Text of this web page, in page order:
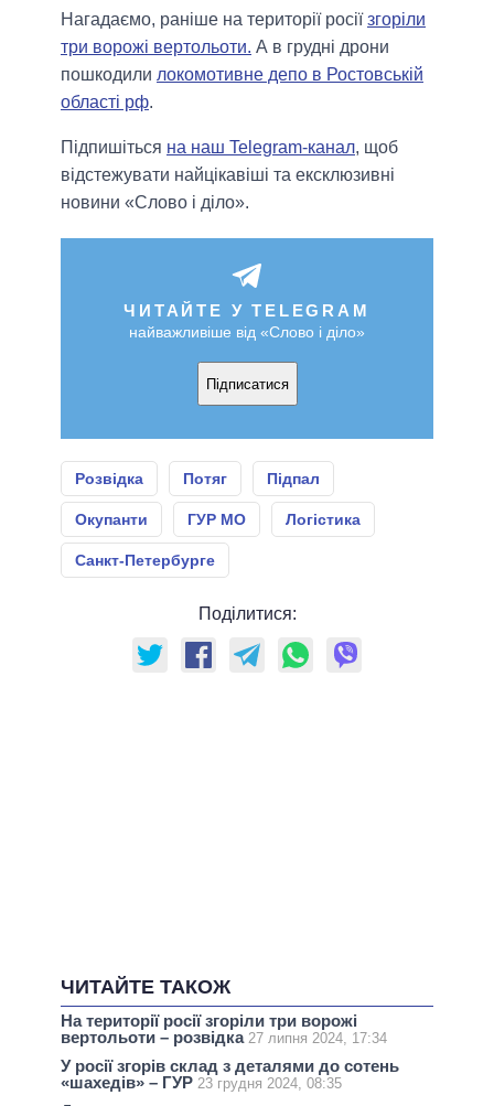
Нагадаємо, раніше на території росіїзгоріли
три ворожі вертольоти. А в грудні дрони
пошкодили локомотивне депо в Ростовській
області рф.
Підпишіться на наш Telegram-канал, щоб
відстежувати найцікавіші та ексклюзивні
новини «Слово і діло».
ЧИТАЙТЕ У TELEGRAM
найважливіше від «Слово і діло»
Підписатися
Розвідка Потяг Підпал
Окупанти ГУР МО Логістика
Санкт-Петербурге
Поділитися:
ЧИТАЙТЕ ТАКОЖ
На території росії згоріли три ворожі
вертольоти – розвідка 27 липня 2024, 17:34
У росії згорів склад з деталями до сотень
«шахедів» – ГУР 23 грудня 2024, 08:35